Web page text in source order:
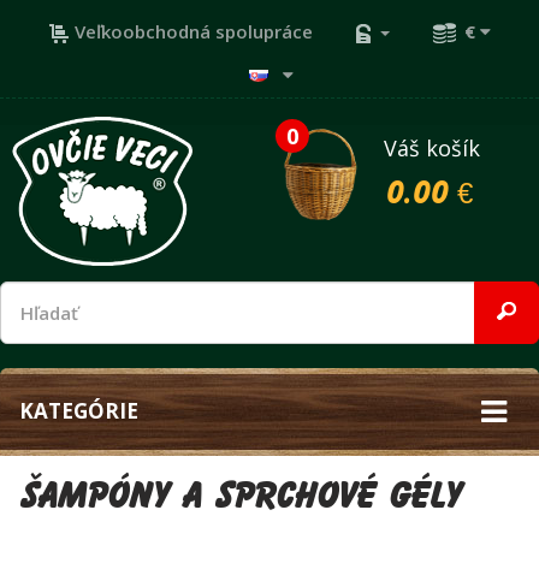
Veľkoobchodná spolupráce €
0
Váš košík
0.00 €
KATEGÓRIE
Šampóny a sprchové gély